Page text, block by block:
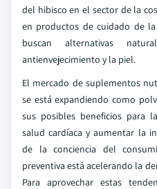
del hibisco en el sector de la
en productos de cuidado de
buscan alternativas
antienvejecimiento y la piel.
El mercado de suplementos
se está expandiendo como
sus posibles beneficios para
salud cardíaca y aumentar la
de la conciencia del
preventiva está acelerando la
Para aprovechar estas